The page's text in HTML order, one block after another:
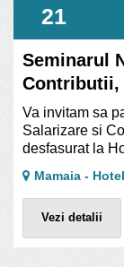
21
Seminarul
Contributii,
Va invitam sa
Salarizare si
desfasurat la
Mamaia -
Vezi detalii